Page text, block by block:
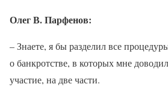
Олег В. Парфенов:
– Знаете, я бы разделил все
о банкротстве, в которых мне
участие, на две части.